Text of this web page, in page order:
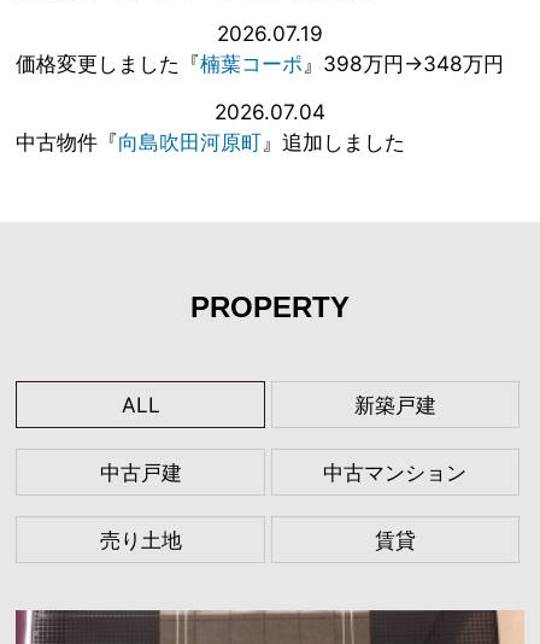
2026.07.19
価格変更しました『楠葉コーポ』398万円→348万円
2026.07.04
中古物件『向島吹田河原町』追加しました
PROPERTY
ALL 新築戸建
中古戸建 中古マンション
売り土地 賃貸